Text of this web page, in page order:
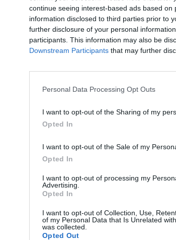
continue seeing interest-based ads based
information disclosed to third parties prior to
further disclosure of your personal
participants. This information may also be
Downstream Participants that may further
Personal Data Processing Opt Outs
I want to opt-out of the Sharing of my
Opted In
I want to opt-out of the Sale of my
Opted In
I want to opt-out of processing my
Advertising.
Opted In
I want to opt-out of Collection, Use,
of my Personal Data that Is Unrelated
was collected.
Opted Out
Greendex Szemle
Mi a probléma a
Greendex